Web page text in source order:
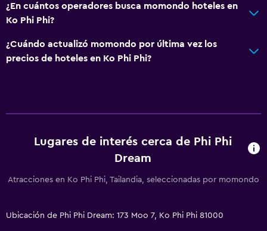
Traslado aeropuerto
Sistema de entretenimiento
¿En cuántos operadores busca momondo hoteles en
Ko Phi Phi?
¿Cuándo actualizó momondo por última vez los
precios de hoteles en Ko Phi Phi?
Lugares de interés cerca de Phi Phi
Dream
Atracciones en Ko Phi Phi, Tailandia, seleccionadas por momondo
Ubicación de Phi Phi Dream: 173 Moo 7, Ko Phi Phi 81000